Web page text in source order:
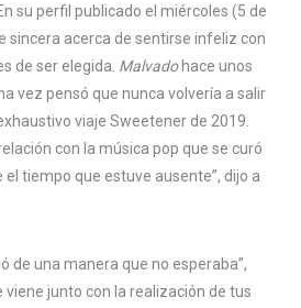
su perfil publicado el miércoles (5 de
sincera acerca de sentirse infeliz con
de ser elegida. Malvadohace unos
vez pensó que nunca volvería a salir
viaje Sweetener de 2019.
con la música pop que se curó
tiempo que estuve ausente”, dijo a
de una manera que no esperaba”,
viene junto con la realización de tus